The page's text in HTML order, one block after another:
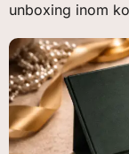
unboxing inom